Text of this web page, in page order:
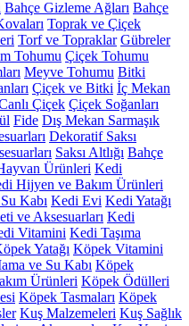
Bahçe Gizleme Ağları Bahçe
Toprak ve Çiçek
Torf ve Topraklar Gübreler
Tohumu Çiçek Tohumu
Meyve Tohumu Bitki
Çiçek ve Bitki İç Mekan
Çiçek Çiçek Soğanları
Fide Dış Mekan Sarmaşık
Dekoratif Saksı
Saksı Altlığı Bahçe
Ürünleri Kedi
Hijyen ve Bakım Ürünleri
Kabı Kedi Evi Kedi Yatağı
ve Aksesuarları Kedi
Vitamini Kedi Taşıma
Yatağı Köpek Vitamini
ve Su Kabı Köpek
Ürünleri Köpek Ödülleri
Köpek Tasmaları Köpek
Kuş Malzemeleri Kuş Sağlık